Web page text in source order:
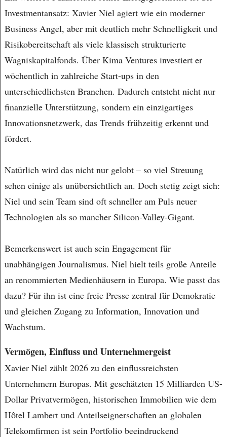
Investmentansatz: Xavier Niel agiert wie ein moderner
Business Angel, aber mit deutlich mehr Schnelligkeit und
Risikobereitschaft als viele klassisch strukturierte
Wagniskapitalfonds. Über Kima Ventures investiert er
wöchentlich in zahlreiche Start-ups in den
unterschiedlichsten Branchen. Dadurch entsteht nicht nur
finanzielle Unterstützung, sondern ein einzigartiges
Innovationsnetzwerk, das Trends frühzeitig erkennt und
fördert.
Natürlich wird das nicht nur gelobt – so viel Streuung
sehen einige als unübersichtlich an. Doch stetig zeigt sich:
Niel und sein Team sind oft schneller am Puls neuer
Technologien als so mancher Silicon-Valley-Gigant.
Bemerkenswert ist auch sein Engagement für
unabhängigen Journalismus. Niel hielt teils große Anteile
an renommierten Medienhäusern in Europa. Wie passt das
dazu? Für ihn ist eine freie Presse zentral für Demokratie
und gleichen Zugang zu Information, Innovation und
Wachstum.
Vermögen, Einfluss und Unternehmergeist
Xavier Niel zählt 2026 zu den einflussreichsten
Unternehmern Europas. Mit geschätzten 15 Milliarden US-
Dollar Privatvermögen, historischen Immobilien wie dem
Hôtel Lambert und Anteilseignerschaften an globalen
Telekomfirmen ist sein Portfolio beeindruckend